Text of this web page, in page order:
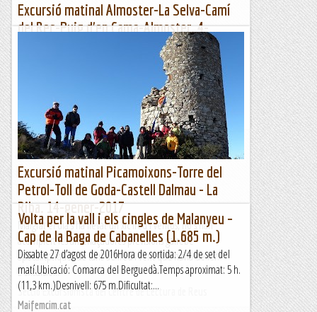
Excursió matinal Almoster-La Selva-Camí
del Rec-Puig d'en Cama-Almoster. 4-
Temps: Assolellat, vent fort entre la Selva i el Puig d'en Cama,
bona visibilitat, temperatura mitjana:16 graus.Participants:
10Itinerari: Almoster-La Selva del Camp-Camí del...
Secció Excursionista del Centre de Lectura de Reus
Excursió matinal Picamoixons-Torre del
Petrol-Toll de Goda-Castell Dalmau - La
Riba. 14-gener-2017
Malgrat el dia s'ha llevat un xic fred i ventós, no s'han
acomplert les amenaçadores previsions gairebé
apocalítptiques de tant de fred i vent que havia de fer.
L'excursió...
Secció Excursionista del Centre de Lectura de Reus
Volta per la vall i els cingles de Malanyeu –
Cap de la Baga de Cabanelles (1.685 m.)
Dissabte 27 d’agost de 2016Hora de sortida: 2/4 de set del
matí.Ubicació: Comarca del Berguedà.Temps aproximat: 5 h.
(11,3 km.)Desnivell: 675 m.Dificultat:...
Maifemcim.cat